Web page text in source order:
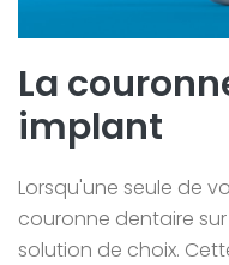
La
implant
Lorsqu'une seule de
couronne dentaire
solution de choix.